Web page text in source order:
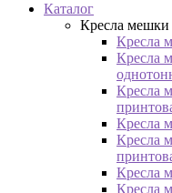
Каталог
Кресла
Кресла
Кресла
Кресла
Кресла
Кресла
Кресла